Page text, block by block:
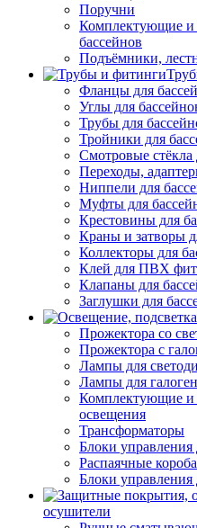
Поручни
Комплектующие и
бассейнов
Подъёмники,
Фланцы для
Углы для
Трубы для
Тройники для
Смотровые стёкла
Переходы,
Ниппели для
Муфты для
Крестовины для
Краны и затворы
Коллекторы для
Клей для ПВХ
Клапаны для
Заглушки для
Прожектора со
Прожектора с
Лампы для
Лампы для
Комплектующие и
освещения
Трансформаторы
Блоки управления
Распаячные
Блоки управления
осушители